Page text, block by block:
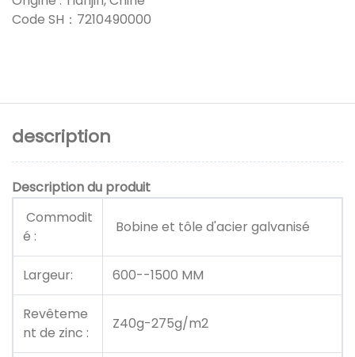
Code SH：7210490000
description
Description du produit
Commodit
é :
Bobine et tôle d'acier galvanisé
Largeur: 600--1500 MM
Revêteme
nt de zinc :
Z40g-275g/m2